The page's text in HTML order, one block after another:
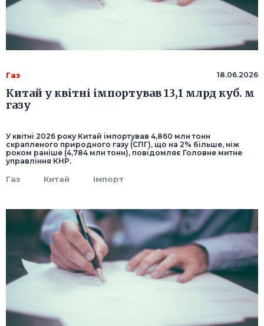
Газ 18.06.2026
Китай у квітні імпортував 13,1 млрд куб. м
газу
У квітні 2026 року Китай імпортував 4,860 млн тонн
скрапленого природного газу (СПГ), що на 2% більше, ніж
роком раніше (4,784 млн тонн), повідомляє Головне митне
управління КНР.
Газ Китай імпорт